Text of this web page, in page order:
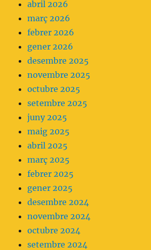
servir
analgèsia
parenteral
com
primera
opció.
abril 2026
març 2026
febrer 2026
gener 2026
desembre 2025
novembre 2025
octubre 2025
setembre 2025
juny 2025
maig 2025
abril 2025
març 2025
febrer 2025
gener 2025
desembre 2024
novembre 2024
octubre 2024
setembre 2024